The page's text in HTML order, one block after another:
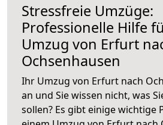
Stressfreie Umzüge:
Professionelle Hilfe
Umzug von Erfurt
Ochsenhausen
Ihr Umzug von Erfurt nach
an und Sie wissen nicht, was
sollen? Es gibt einige wichtige